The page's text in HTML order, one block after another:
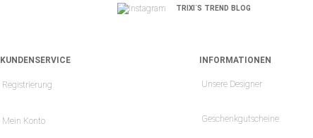
TRIXI´S TREND BLOG
KUNDENSERVICE
Registrierung
Mein Konto
INFORMATIONEN
Unsere Designer
Geschenkgutscheine